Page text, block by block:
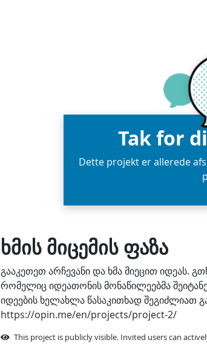
Tak for
Dette projekt er allerede
ხმის მიცემის ფაზა
გააკეთეთ არჩევანი და ხმა მიეცით იდეას.
რომელიც იდეათონის მონაწილეებმა
იდეების ხელახლა წასაკითხად შეგიძლიათ
https://opin.me/en/projects/project-2/
This project is publicly visible. Invited users can